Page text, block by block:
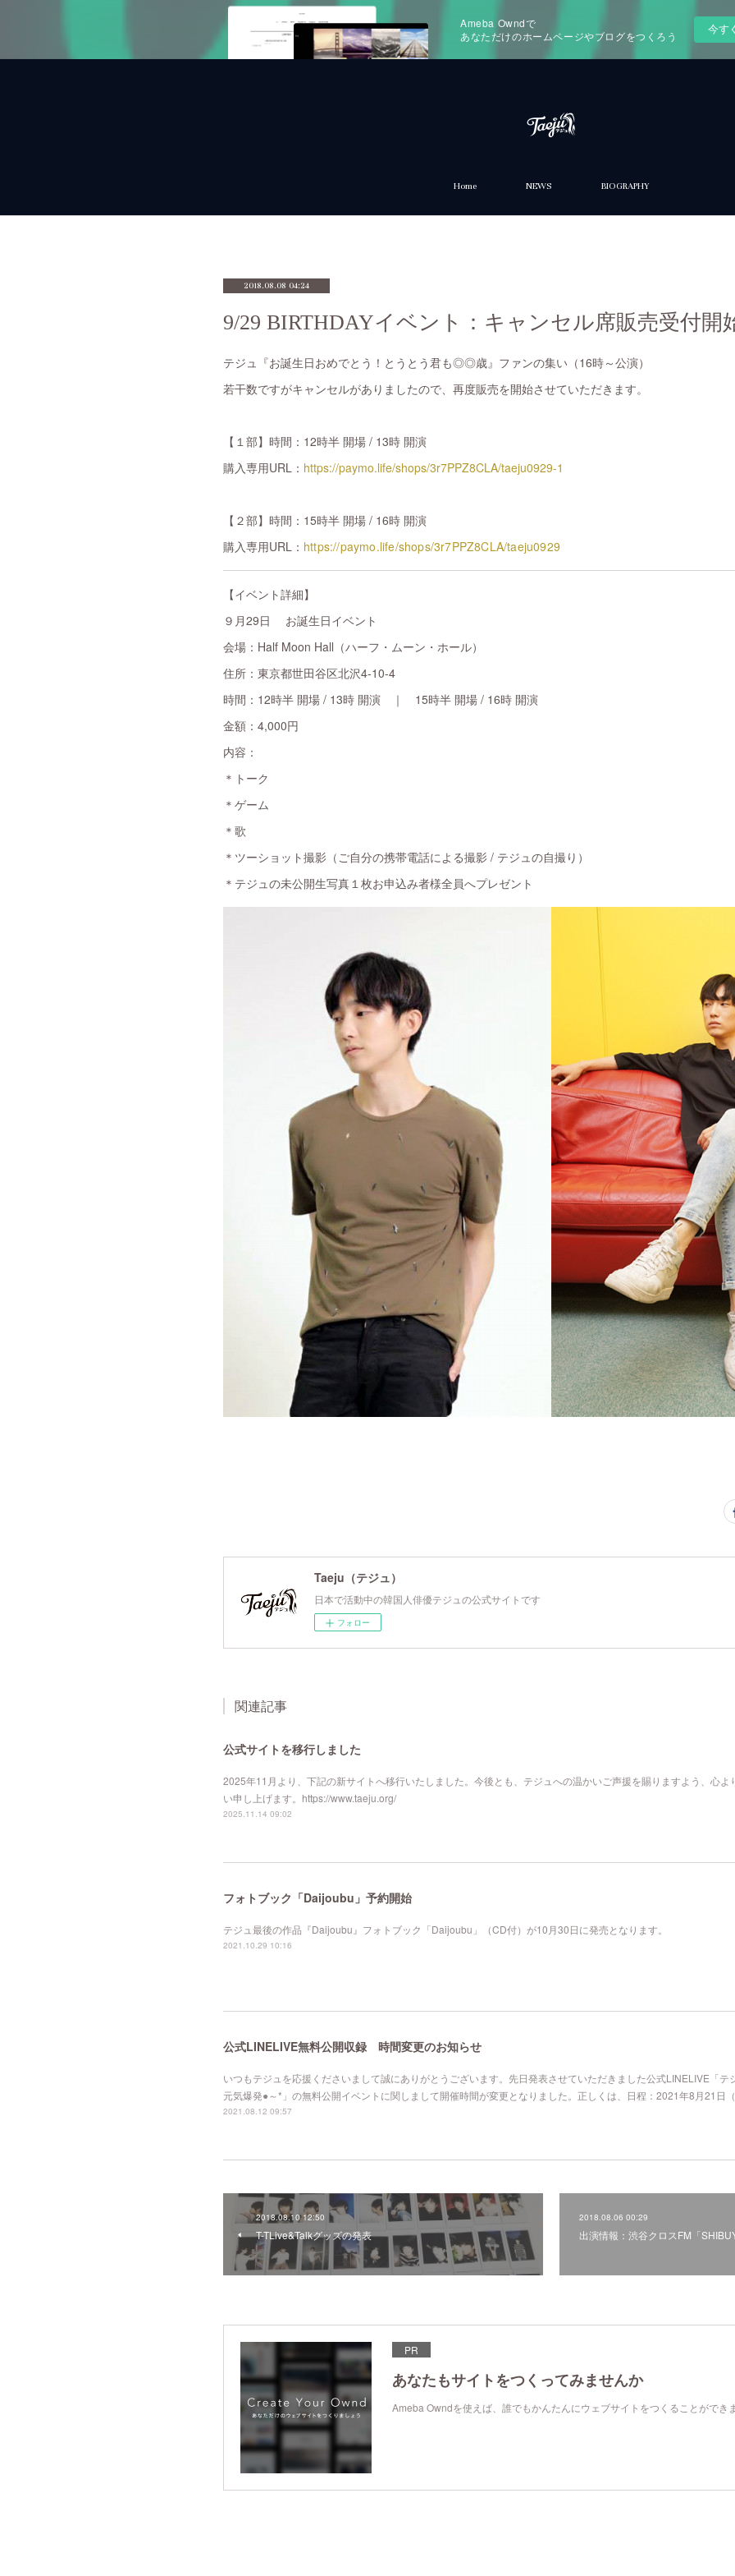
Ameba Owndで
あなただけのホームページやブログをつくろう
今す
Home NEWS BIOGRAPHY
2018.08.08 04:24
9/29 BIRTHDAYイベント：キャンセル席販売受付開
テジュ『お誕生日おめでとう！とうとう君も◎◎歳』ファンの集い（16時～公演）
若干数ですがキャンセルがありましたので、再度販売を開始させていただきます。
【１部】時間：12時半 開場 / 13時 開演
購入専用URL： https://paymo.life/shops/3r7PPZ8CLA/taeju0929-1
【２部】時間：15時半 開場 / 16時 開演
購入専用URL： https://paymo.life/shops/3r7PPZ8CLA/taeju0929
【イベント詳細】
９月29日 お誕生日イベント
会場：Half Moon Hall（ハーフ・ムーン・ホール）
住所：東京都世田谷区北沢4-10-4
時間：12時半 開場 / 13時 開演 ｜ 15時半 開場 / 16時 開演
金額：4,000円
内容：
＊トーク
＊ゲーム
＊歌
＊ツーショット撮影（ご自分の携帯電話による撮影 / テジュの自撮り）
＊テジュの未公開生写真１枚お申込み者様全員へプレゼント
Taeju（テジュ）
日本で活動中の韓国人俳優テジュの公式サイトです
フォロー
関連記事
公式サイトを移行しました
2025年11月より、下記の新サイトへ移行いたしました。今後とも、テジュへの温かいご声援を賜りますよう、心よ
い申し上げます。https://www.taeju.org/
2025.11.14 09:02
フォトブック「Daijoubu」予約開始
テジュ最後の作品『Daijoubu』フォトブック「Daijoubu」（CD付）が10月30日に発売となります。
2021.10.29 10:16
公式LINELIVE無料公開収録 時間変更のお知らせ
いつもテジュを応援くださいまして誠にありがとうございます。先日発表させていただきました公式LINELIVE「テ
元気爆発●～*」の無料公開イベントに関しまして開催時間が変更となりました。正しくは、日程：2021年8月21日
2021.08.12 09:57
2018.08.10 12:50
T-TLive&Talkグッズの発表
2018.08.06 00:29
出演情報：渋谷クロスFM「
PR
あなたもサイトをつくってみませんか
Ameba Owndを使えば、誰でもかんたんにウェブサイトをつくることができ